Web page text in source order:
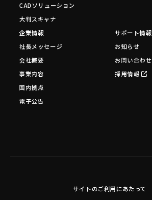
CADソリューション
大判スキャナ
企業情報
社長メッセージ
会社概要
事業内容
国内拠点
電子公告
サポート情報
お知らせ
お問い合わせ
採用情報
サイトのご利用にあたって